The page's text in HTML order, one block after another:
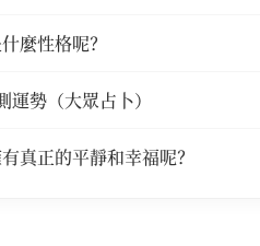
麼性格呢？
運勢（大眾占卜）
真正的平靜和幸福呢？